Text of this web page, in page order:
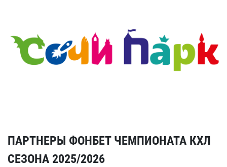
ПАРТНЕРЫ ФОНБЕТ ЧЕМПИОНАТА КХЛ
СЕЗОНА 2025/2026